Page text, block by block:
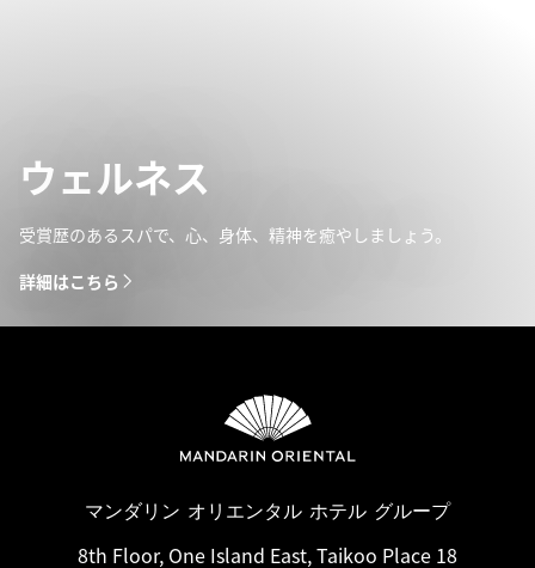
ウェルネス
受賞歴のあるスパで、心、身体、精神を癒やしましょう。
詳細はこちら
マンダリン オリエンタル ホテル グループ
8th Floor, One Island East, Taikoo Place 18